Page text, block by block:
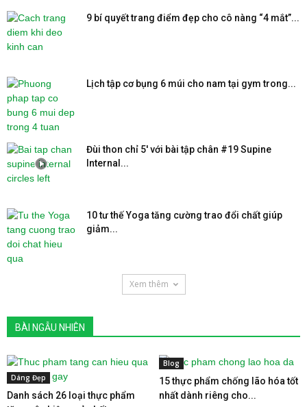
9 bí quyết trang điểm đẹp cho cô nàng “4 mắt”...
Lịch tập cơ bụng 6 múi cho nam tại gym trong...
Đùi thon chỉ 5′ với bài tập chân #19 Supine
Internal...
10 tư thế Yoga tăng cường trao đổi chất giúp
giảm...
Xem thêm
BÀI NGẪU NHIÊN
Dáng Đẹp
Danh sách 26 loại thực phẩm
Blog
15 thực phẩm chống lão hóa tốt
nhất dành riêng cho...